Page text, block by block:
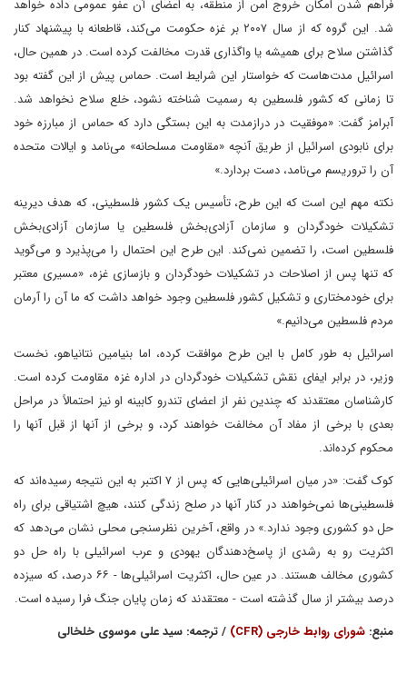
فراهم شدن امکان خروج امن از منطقه، به اعضای آن عفو عمومی داده خواهد
شد. این گروه که از سال ۲۰۰۷ بر غزه حکومت می‌کند، قاطعانه با پیشنهاد کنار
گذاشتن سلاح برای همیشه یا واگذاری قدرت مخالفت کرده است. در همین حال،
اسرائیل مدت‌هاست که خواستار این شرایط است. حماس پیش از این گفته بود
تا زمانی که کشور فلسطین به رسمیت شناخته نشود، خلع سلاح نخواهد شد.
آبرامز گفت: «موفقیت در درازمدت به این بستگی دارد که حماس از مبارزه خود
برای نابودی اسرائیل از طریق آنچه «مقاومت مسلحانه» می‌نامد و ایالات متحده
آن را تروریسم می‌نامد، دست بردارد.»
نکته مهم این است که این طرح، تأسیس یک کشور فلسطینی، که هدف دیرینه
تشکیلات خودگردان و سازمان آزادی‌بخش فلسطین یا سازمان آزادی‌بخش
فلسطین است، را تضمین نمی‌کند. این طرح این احتمال را می‌پذیرد و می‌گوید
که تنها پس از اصلاحات در تشکیلات خودگردان و بازسازی غزه، «مسیری معتبر
برای خودمختاری و تشکیل کشور فلسطین وجود خواهد داشت که ما آن را آرمان
مردم فلسطین می‌دانیم.»
اسرائیل به طور کامل با این طرح موافقت کرده، اما بنیامین نتانیاهو، نخست
وزیر، در برابر ایفای نقش تشکیلات خودگردان در اداره غزه مقاومت کرده است.
کارشناسان معتقدند که چندین نفر از اعضای تندرو کابینه او نیز احتمالاً در مراحل
بعدی با برخی از مفاد آن مخالفت خواهند کرد، و برخی از آنها از قبل آنها را
محکوم کرده‌اند.
کوک گفت: «در میان اسرائیلی‌هایی که پس از ۷ اکتبر به این نتیجه رسیده‌اند که
فلسطینی‌ها نمی‌خواهند در کنار آنها در صلح زندگی کنند، هیچ اشتیاقی برای راه
حل دو کشوری وجود ندارد.» در واقع، آخرین نظرسنجی محلی نشان می‌دهد که
اکثریت رو به رشدی از پاسخ‌دهندگان یهودی و عرب اسرائیلی با راه حل دو
کشوری مخالف هستند. در عین حال، اکثریت اسرائیلی‌ها - ۶۶ درصد، که سیزده
درصد بیشتر از سال گذشته است - معتقدند که زمان پایان جنگ فرا رسیده است.
منبع: شورای روابط خارجی (CFR) / ترجمه: سید علی موسوی خلخالی